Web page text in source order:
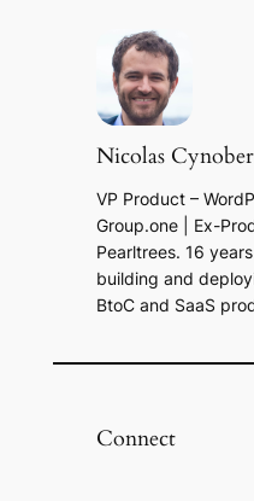
Nicolas Cynober
VP Product –
Group.one | Ex-
Pearltrees. 16
building and
BtoC and SaaS
Connect